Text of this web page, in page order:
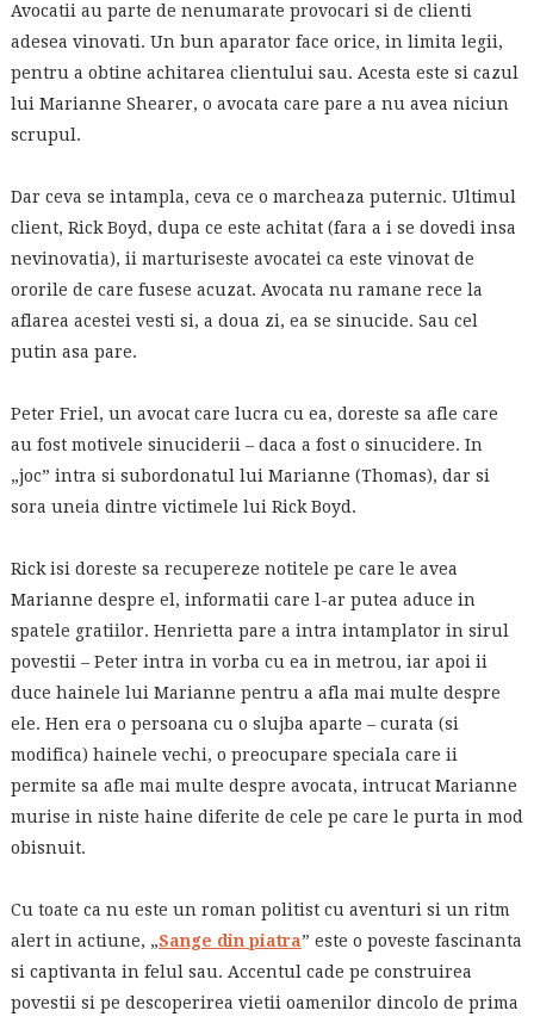
Avocatii au parte de nenumarate provocari si de clienti
adesea vinovati. Un bun aparator face orice, in limita legii,
pentru a obtine achitarea clientului sau. Acesta este si cazul
lui Marianne Shearer, o avocata care pare a nu avea niciun
scrupul.
Dar ceva se intampla, ceva ce o marcheaza puternic. Ultimul
client, Rick Boyd, dupa ce este achitat (fara a i se dovedi insa
nevinovatia), ii marturiseste avocatei ca este vinovat de
ororile de care fusese acuzat. Avocata nu ramane rece la
aflarea acestei vesti si, a doua zi, ea se sinucide. Sau cel
putin asa pare.
Peter Friel, un avocat care lucra cu ea, doreste sa afle care
au fost motivele sinuciderii – daca a fost o sinucidere. In
„joc” intra si subordonatul lui Marianne (Thomas), dar si
sora uneia dintre victimele lui Rick Boyd.
Rick isi doreste sa recupereze notitele pe care le avea
Marianne despre el, informatii care l-ar putea aduce in
spatele gratiilor. Henrietta pare a intra intamplator in sirul
povestii – Peter intra in vorba cu ea in metrou, iar apoi ii
duce hainele lui Marianne pentru a afla mai multe despre
ele. Hen era o persoana cu o slujba aparte – curata (si
modifica) hainele vechi, o preocupare speciala care ii
permite sa afle mai multe despre avocata, intrucat Marianne
murise in niste haine diferite de cele pe care le purta in mod
obisnuit.
Cu toate ca nu este un roman politist cu aventuri si un ritm
alert in actiune, „Sange din piatra” este o poveste fascinanta
si captivanta in felul sau. Accentul cade pe construirea
povestii si pe descoperirea vietii oamenilor dincolo de prima